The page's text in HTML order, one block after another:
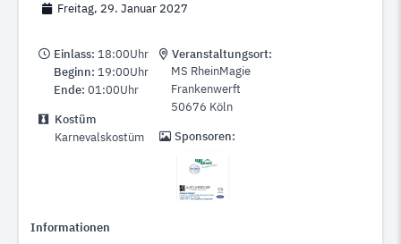
Freitag, 29. Januar 2027
Einlass: 18:00Uhr
Beginn: 19:00Uhr
Ende: 01:00Uhr
Kostüm
Karnevalskostüm
Veranstaltungsort:
MS RheinMagie
Frankenwerft
50676 Köln
Sponsoren:
Informationen